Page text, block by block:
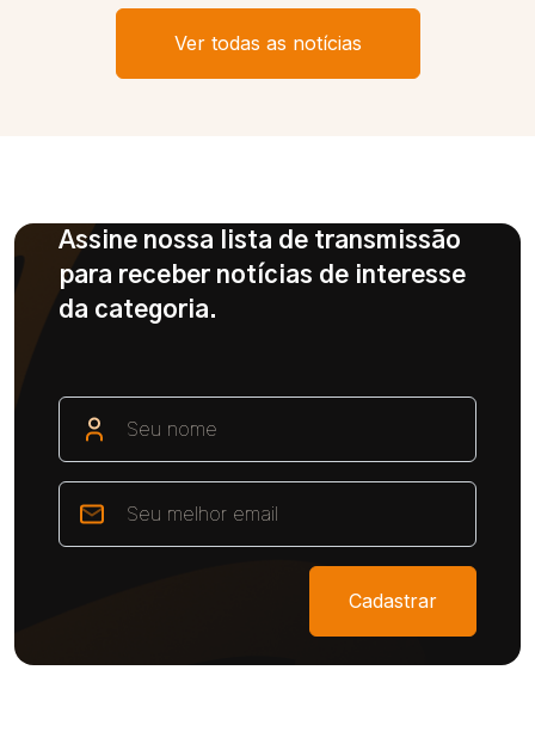
Ver todas as notícias
Assine nossa lista de transmissão
para receber notícias de interesse
da categoria.
Cadastrar